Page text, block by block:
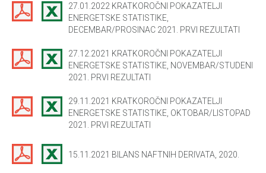
27.01.2022 KRATKOROČNI POKAZATELJI
ENERGETSKE STATISTIKE,
DECEMBAR/PROSINAC 2021. PRVI REZULTATI
27.12.2021 KRATKOROČNI POKAZATELJI
ENERGETSKE STATISTIKE, NOVEMBAR/STUDENI
2021. PRVI REZULTATI
29.11.2021 KRATKOROČNI POKAZATELJI
ENERGETSKE STATISTIKE, OKTOBAR/LISTOPAD
2021. PRVI REZULTATI
15.11.2021 BILANS NAFTNIH DERIVATA, 2020.